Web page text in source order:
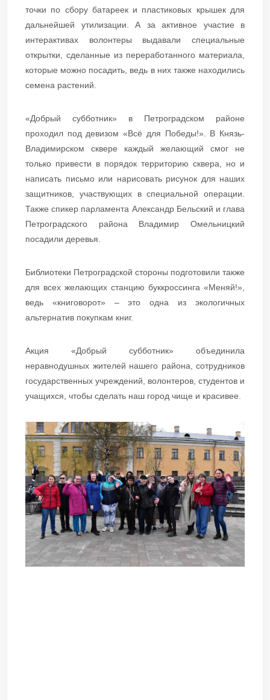
точки по сбору батареек и пластиковых крышек для
дальнейшей утилизации. А за активное участие в
интерактивах волонтеры выдавали специальные
открытки, сделанные из переработанного материала,
которые можно посадить, ведь в них также находились
семена растений.
«Добрый субботник» в Петроградском районе
проходил под девизом «Всё для Победы!». В Князь-
Владимирском сквере каждый желающий смог не
только привести в порядок территорию сквера, но и
написать письмо или нарисовать рисунок для наших
защитников, участвующих в специальной операции.
Также спикер парламента Александр Бельский и глава
Петроградского района Владимир Омельницкий
посадили деревья.
Библиотеки Петроградской стороны подготовили также
для всех желающих станцию буккроссинга «Меняй!»,
ведь «книговорот» – это одна из экологичных
альтернатив покупкам книг.
Акция «Добрый субботник» объединила
неравнодушных жителей нашего района, сотрудников
государственных учреждений, волонтеров, студентов и
учащихся, чтобы сделать наш город чище и красивее.